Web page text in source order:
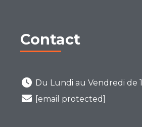
Contact
Du Lundi au Vendredi de
[email protected]